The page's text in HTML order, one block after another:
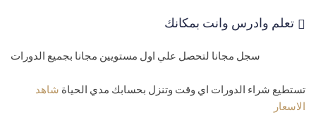
تعلم وادرس وانت بمكانك
سجل مجانا لتحصل علي اول مستويين مجانا بجميع الدورات
تستطيع شراء الدورات اي وقت وتنزل بحسابك مدي الحياة شاهد
الاسعار